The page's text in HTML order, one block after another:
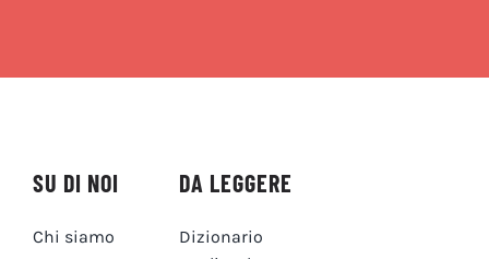
SU DI NOI
Chi siamo
DA LEGGERE
Dizionario